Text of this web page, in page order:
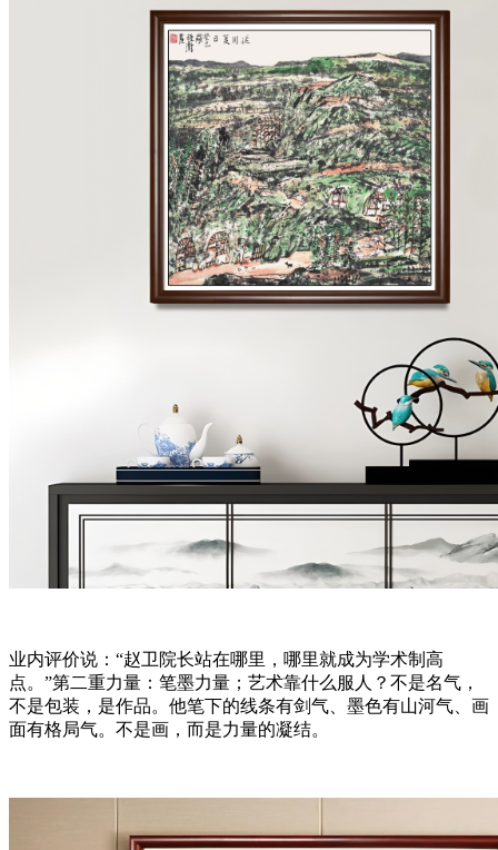
业内评价说：“赵卫院长站在哪里，哪里就成为学术制高
点。”第二重力量：笔墨力量；艺术靠什么服人？不是名气，
不是包装，是作品。他笔下的线条有剑气、墨色有山河气、画
面有格局气。不是画，而是力量的凝结。